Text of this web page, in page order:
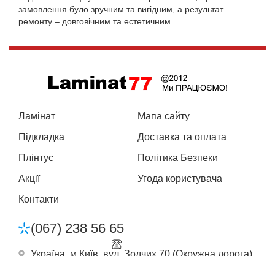
замовлення було зручним та вигідним, а результат
ремонту – довговічним та естетичним.
Ламінат
Підкладка
Плінтус
Акції
Контакти
Мапа сайту
Доставка та оплата
Політика Безпеки
Угода користувача
(067) 238 56 65
Україна, м Київ, вул. Зодчих 70 (Окружна дорога),